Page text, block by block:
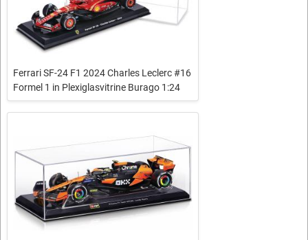
Ferrari SF-24 F1 2024 Charles Leclerc #16
Formel 1 in Plexiglasvitrine Burago 1:24